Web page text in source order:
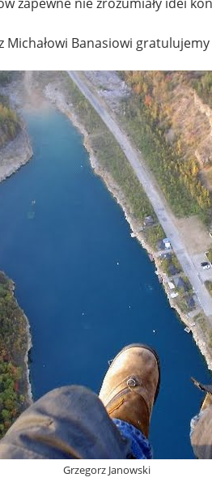
zapewne nie zrozumiały idei
Michałowi Banasiowi
Grzegorz Janowski